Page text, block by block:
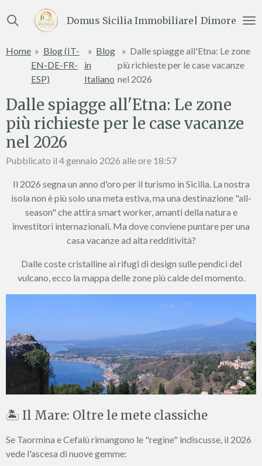
al
principale
Domus Sicilia Immobiliare| Dimore e
Home » Blog (IT-
EN-DE-FR-
ESP)
» Blog
in
Italiano
» Dalle spiagge all'Etna: Le zone
più richieste per le case vacanze
nel 2026
Dalle spiagge all'Etna: Le zone
più richieste per le case vacanze
nel 2026
Pubblicato il 4 gennaio 2026 alle ore 18:57
Il 2026 segna un anno d'oro per il turismo in Sicilia. La nostra
isola non è più solo una meta estiva, ma una destinazione "all-
season" che attira smart worker, amanti della natura e
investitori internazionali. Ma dove conviene puntare per una
casa vacanze ad alta redditività?
Dalle coste cristalline ai rifugi di design sulle pendici del
vulcano, ecco la mappa delle zone più calde del momento.
🏝️ Il Mare: Oltre le mete classiche
Se Taormina e Cefalù rimangono le "regine" indiscusse, il 2026
vede l'ascesa di nuove gemme: